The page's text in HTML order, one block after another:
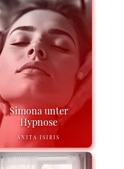
Simona unter
Hypnose
ANITA ISIRIS